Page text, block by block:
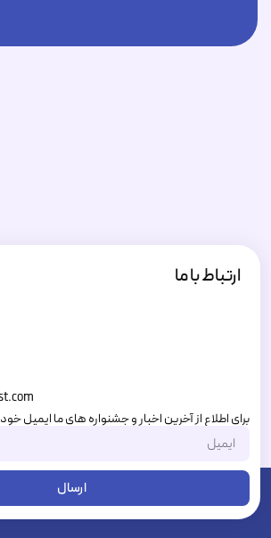
ارتباط با ما
برای اطلاع از آخرین اخبار و جشنواره های ما ایمیل خود
ارسال